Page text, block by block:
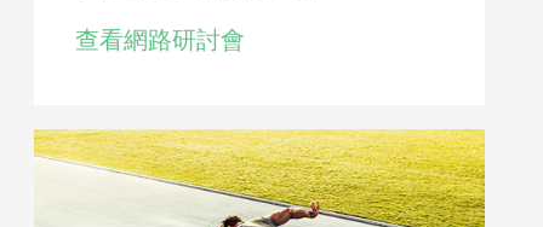
查看網路研討會